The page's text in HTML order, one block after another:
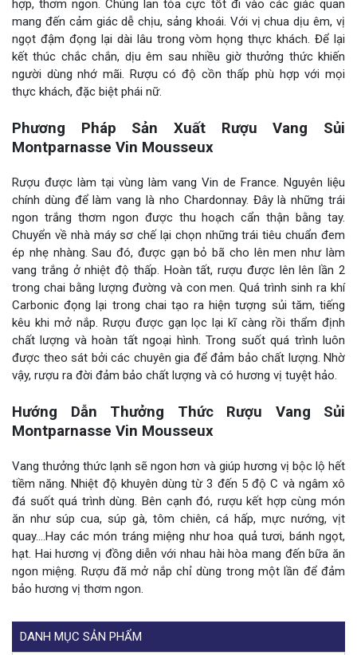
hợp, thơm ngon. Chúng lan tỏa cực tốt đi vào các giác quan
mang đến cảm giác dễ chịu, sảng khoái. Với vị chua dịu êm, vị
ngọt đậm đọng lại dài lâu trong vòm họng thực khách. Để lại
kết thúc chắc chắn, dịu êm sau nhiều giờ thưởng thức khiến
người dùng nhớ mãi. Rượu có độ cồn thấp phù hợp với mọi
thực khách, đặc biệt phái nữ.
Phương Pháp Sản Xuất Rượu Vang Sủi
Montparnasse Vin Mousseux
Rượu được làm tại vùng làm vang Vin de France. Nguyên liệu
chính dùng để làm vang là nho Chardonnay. Đây là những trái
ngon trắng thơm ngon được thu hoạch cẩn thận bằng tay.
Chuyển về nhà máy sơ chế lại chọn những trái tiêu chuẩn đem
ép nhẹ nhàng. Sau đó, được gạn bỏ bã cho lên men như làm
vang trắng ở nhiệt độ thấp. Hoàn tất, rượu được lên lên lần 2
trong chai bằng lượng đường và con men. Quá trình sinh ra khí
Carbonic đọng lại trong chai tạo ra hiện tượng sủi tăm, tiếng
kêu khi mở nắp. Rượu được gạn lọc lại kĩ càng rồi thẩm định
chất lượng và hoàn tất ngoại hình. Trong suốt quá trình luôn
được theo sát bởi các chuyên gia để đảm bảo chất lượng. Nhờ
vậy, rượu ra đời đảm bảo chất lượng và có hương vị tuyệt hảo.
Hướng Dẫn Thưởng Thức Rượu Vang Sủi
Montparnasse Vin Mousseux
Vang thưởng thức lạnh sẽ ngon hơn và giúp hương vị bộc lộ hết
tiềm năng. Nhiệt độ khuyên dùng từ 3 đến 5 độ C và ngâm xô
đá suốt quá trình dùng. Bên cạnh đó, rượu kết hợp cùng món
ăn như súp cua, súp gà, tôm chiên, cá hấp, mực nướng, vịt
quay….Hay các món tráng miệng như hoa quả tươi, bánh ngọt,
hạt. Hai hương vị đồng diễn với nhau hài hòa mang đến bữa ăn
ngon miệng. Rượu đã mở nắp chỉ dùng trong một lần để đảm
bảo hương vị thơm ngon.
DANH MỤC SẢN PHẨM